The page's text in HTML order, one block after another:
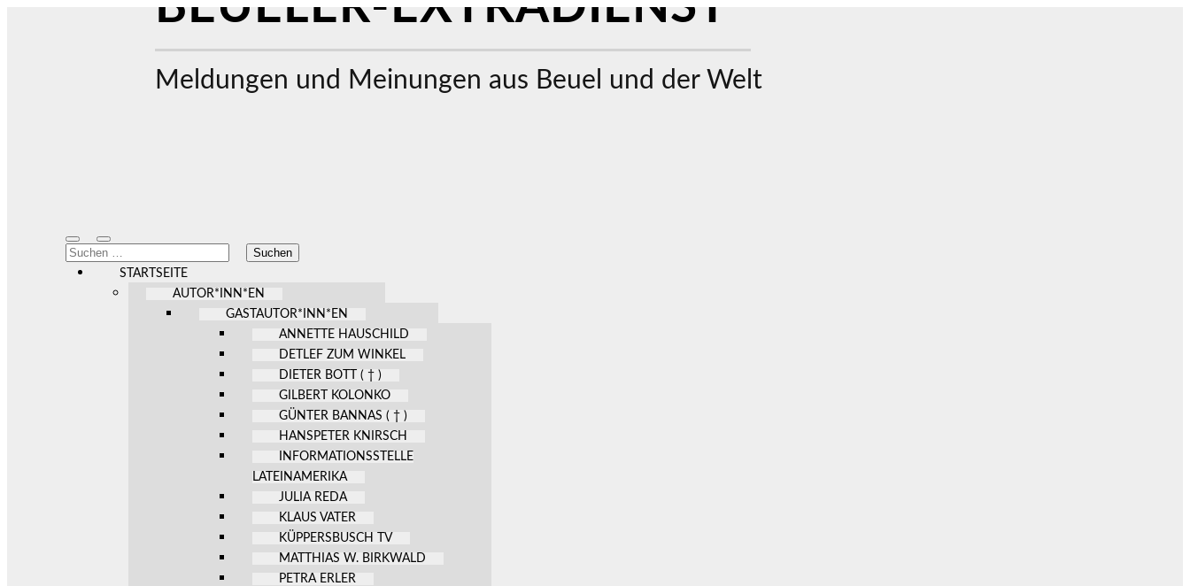
Meldungen und Meinungen aus Beuel und der Welt
Mobile-
Menü
ein-/ausblenden
Suchfeld
ein-/ausblenden
Suchen
nach:
STARTSEITE
AUTOR*INN*EN
GASTAUTOR*INN*EN
ANNETTE HAUSCHILD
DETLEF ZUM WINKEL
DIETER BOTT ( † )
GILBERT KOLONKO
GÜNTER BANNAS ( † )
HANSPETER KNIRSCH
INFORMATIONSSTELLE
LATEINAMERIKA
JULIA REDA
KLAUS VATER
KÜPPERSBUSCH TV
MATTHIAS W. BIRKWALD
PETRA ERLER